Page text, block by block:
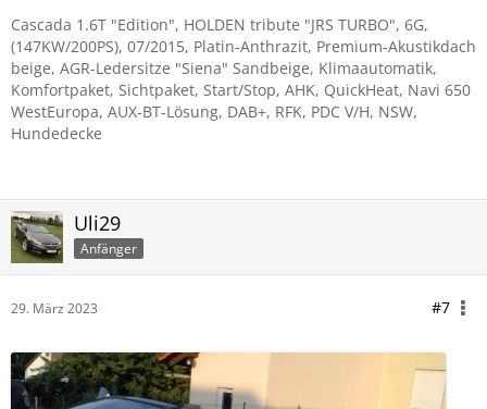
Cascada 1.6T "Edition", HOLDEN tribute "JRS TURBO", 6G,
(147KW/200PS), 07/2015, Platin-Anthrazit, Premium-Akustikdach
beige, AGR-Ledersitze "Siena" Sandbeige, Klimaautomatik,
Komfortpaket, Sichtpaket, Start/Stop, AHK, QuickHeat, Navi 650
WestEuropa, AUX-BT-Lösung, DAB+, RFK, PDC V/H, NSW,
Hundedecke
Uli29
Anfänger
29. März 2023 #7